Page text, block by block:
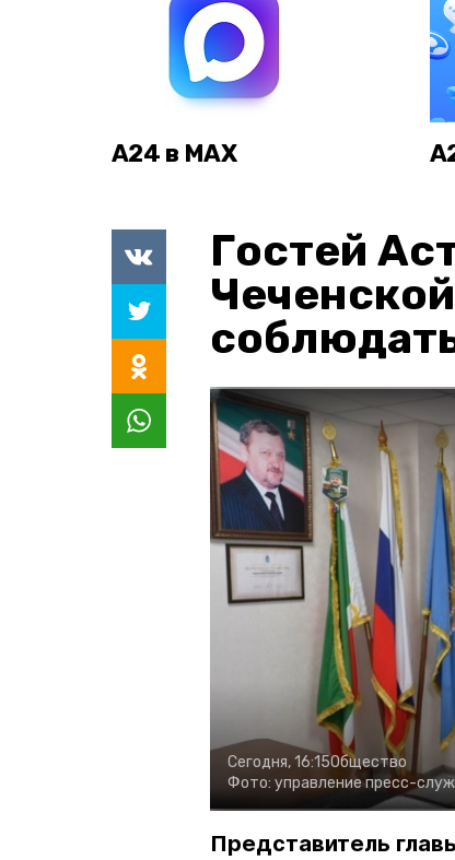
А24 в MAX
Гостей
Сегодня, 16:15Общество
Фото: управление пресс-
Представитель